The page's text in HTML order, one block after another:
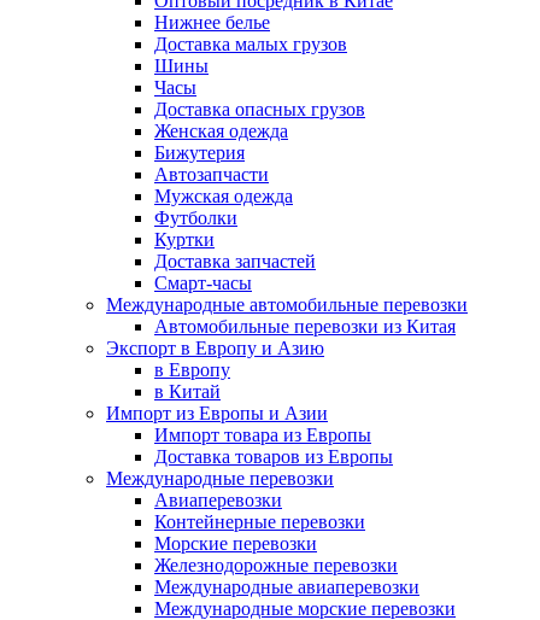
Нижнее белье
Доставка малых грузов
Шины
Часы
Доставка опасных грузов
Женская одежда
Бижутерия
Автозапчасти
Мужская одежда
Футболки
Куртки
Доставка запчастей
Смарт-часы
Международные автомобильные перевозки
Автомобильные перевозки из Китая
Экспорт в Европу и Азию
в Европу
в Китай
Импорт из Европы и Азии
Импорт товара из Европы
Доставка товаров из Европы
Международные перевозки
Авиаперевозки
Контейнерные перевозки
Морские перевозки
Железнодорожные перевозки
Международные авиаперевозки
Международные морские перевозки